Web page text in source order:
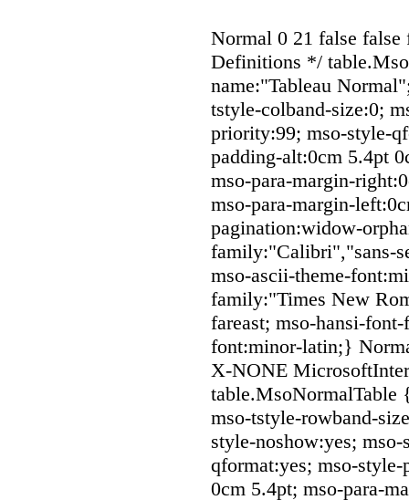
Normal 0 21 false
Definitions */
name:"Tableau
tstyle-colband-size:0;
priority:99; mso-style-
padding-alt:0cm 5.4pt
mso-para-margin-
mso-para-margin-
pagination:widow-
family:"Calibri","sans-
mso-ascii-theme-
family:"Times New
fareast; mso-hansi-
font:minor-latin;}
X-NONE
table.MsoNormalTable
mso-tstyle-rowband-
style-noshow:yes;
qformat:yes; mso-
0cm 5.4pt; mso-para-